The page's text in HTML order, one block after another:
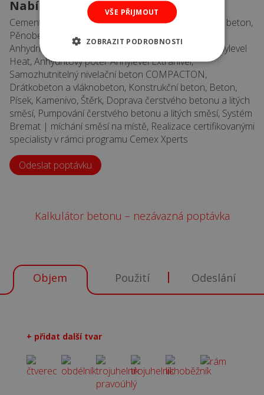
Nabízený sortiment
Cementová zdící malta Readymalt, Vysokopevnostní beton,
Pěnobeton Poroflow, Cementový potěr CemLevel,
Anhydritový potěr AnhyLevel, Anhydritový potěr Anhylevel
Heat, Anhydritový potěr Anhylevel Extranivel,
Samozhutnitelný nivelační beton COMPACTON,
Drátkobeton a vláknobeton, Konstrukční beton, Beton,
Písek, Kamenivo, Štěrk, Doprava čerstvého betonu a litých
směsí, Pumpování čerstvého betonu a litých směsí, Systém
Bremat | míchání směsí na místě, Realizace certifikovanými
specialisty v rámci programu Cemex Xperts
Odeslat poptávku
Kalkulátor betonu – nezávazná poptávka
Objem Použití Odeslání
+ přidat další tvar
VŠE PŘIJMOUT
ZOBRAZIT PODROBNOSTI